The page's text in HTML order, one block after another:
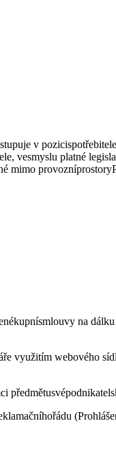
v
vesmyslu platné
mimo
na
využitím webového